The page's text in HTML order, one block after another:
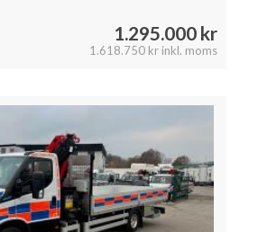
1.295.000 kr
1.618.750 kr inkl. moms